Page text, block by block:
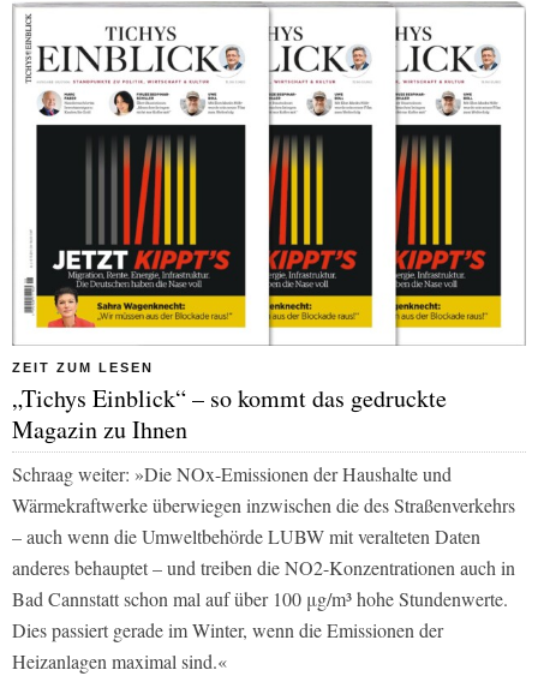
ZEIT ZUM LESEN
„Tichys Einblick“ – so kommt das gedruckte
Magazin zu Ihnen
Schraag weiter: »Die NOx-Emissionen der Haushalte und
Wärmekraftwerke überwiegen inzwischen die des Straßenverkehrs
– auch wenn die Umweltbehörde LUBW mit veralteten Daten
anderes behauptet – und treiben die NO2-Konzentrationen auch in
Bad Cannstatt schon mal auf über 100 μg/m³ hohe Stundenwerte.
Dies passiert gerade im Winter, wenn die Emissionen der
Heizanlagen maximal sind.«